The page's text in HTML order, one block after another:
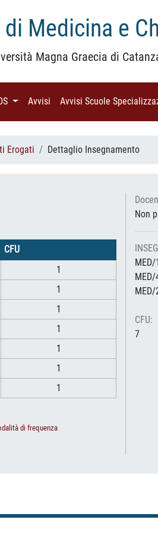
Medicina e
Magna Graecia di
(current)
Avvisi (current)
Avvisi Scuole
Erogati Dettaglio Insegnamento
CFU
1
1
1
1
1
1
1
di frequenza
Non
MED/
CFU:
7